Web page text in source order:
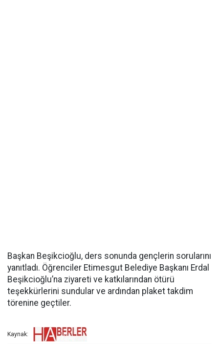
Başkan Beşikcioğlu, ders sonunda gençlerin sorularını
yanıtladı. Öğrenciler Etimesgut Belediye Başkanı Erdal
Beşikcioğlu’na ziyareti ve katkılarından ötürü
teşekkürlerini sundular ve ardından plaket takdim
törenine geçtiler.
Kaynak: